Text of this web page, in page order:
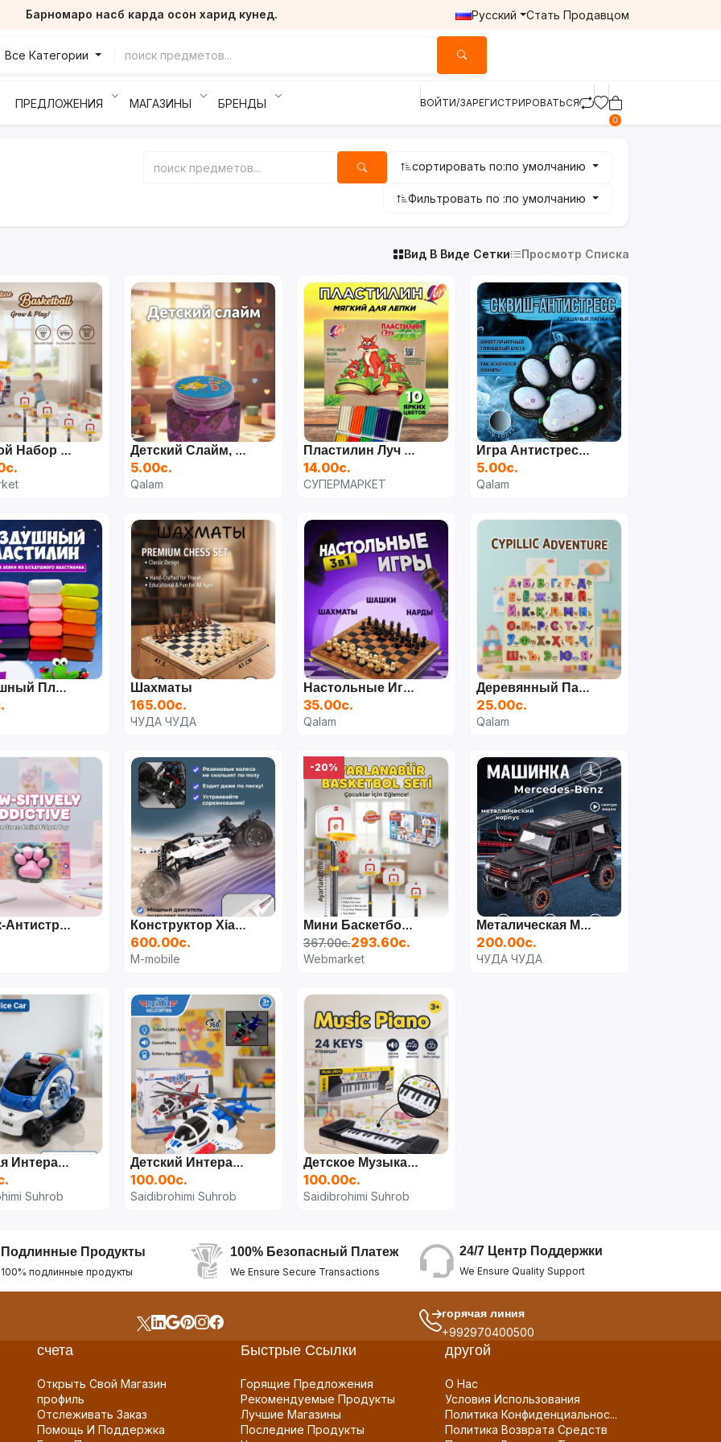
Барномаро насб карда осон харид кунед. Русский Стать Продавцом
Все Категории
ПРЕДЛОЖЕНИЯ МАГАЗИНЫ БРЕНДЫ ВОЙТИ/ЗАРЕГИСТРИРОВАТЬСЯ
0
сортировать по:по умолчанию
Фильтровать по :по умолчанию
Вид В Виде Сетки Просмотр Списка
Игровой Набор Баскетбольный Little Champions Детский Слайм, Антистресс, Игрушка Crystal Mud
5.00с.
Qalam
Пластилин Луч 10 Цветов, 150 Г, Zoo
14.00с.
СУПЕРМАРКЕТ
Игра Антистресс Сквиш "Кошачья Лапка"
5.00с.
Qalam
Воздушный Пластилин, Набор 24 Цвета Шахматы
165.00с.
ЧУДА ЧУДА
Настольные Игры 3-В-1 «Шахматы/Шашки/Нарды»
35.00с.
Qalam
Деревянный Пазл «Таджикский Алфавит»
25.00с.
Qalam
Ластик-Антистресс «Кошачья Лапка» Конструктор Xiaomi Builder Block Racing Carм
600.00с.
M-mobile
-20%
Мини Баскетбольное Кольцо
367.00с.293.60с.
Webmarket
Металическая Модельная Машинка Mercedes G-Wagen Гелентваген
200.00с.
ЧУДА ЧУДА
Детская Интерактивная Полицейская Машина Police Car Concept
Suhrob
Детский Интерактивный Вертолет Combat Fighter Super-Storm
100.00с.
Saidibrohimi Suhrob
Детское Музыкальное Пианино Music Piano
100.00с.
Saidibrohimi Suhrob
Подлинные Продукты
100% подлинные продукты
100% Безопасный Платеж
We Ensure Secure Transactions
24/7 Центр Поддержки
We Ensure Quality Support
горячая линия
+992970400500
счета
Открыть Свой Магазин
профиль
Отслеживать Заказ
Помощь И Поддержка
Быстрые Ссылки
Горящие Предложения
Рекомендуемые Продукты
Лучшие Магазины
Последние Продукты
другой
О Нас
Условия Использования
Политика Конфиденциальнос...
Политика Возврата Средств